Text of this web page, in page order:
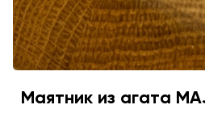
Маятник из агата